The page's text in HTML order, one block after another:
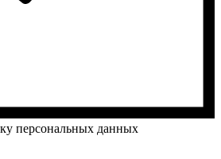
персональных данных